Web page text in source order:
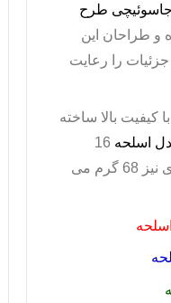
جاسوئیچی طرح
و طراحان این
را رعایت
کیفیت بالا ساخته
اسلحه 16
سانتیمتر است و وزن این جاکلیدی نیز 68 گرم می